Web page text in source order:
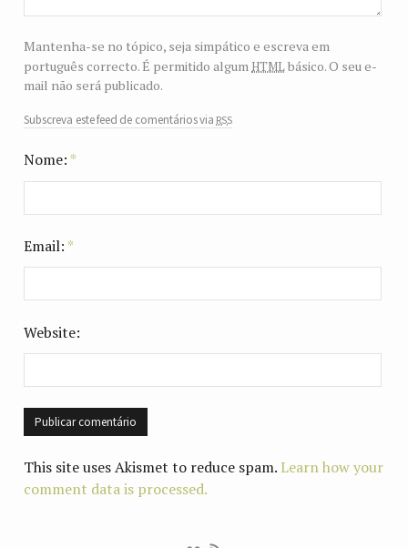
Mantenha-se no tópico, seja simpático e escreva em
português correcto. É permitido algum htmlbásico. O seu e-
mail não será publicado.
Subscreva este feed de comentários via rss
Nome: *
Email: *
Website:
This site uses Akismet to reduce spam. Learn how your
comment data is processed.